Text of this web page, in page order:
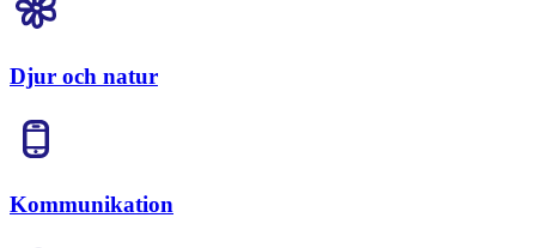
Djur och natur
Kommunikation